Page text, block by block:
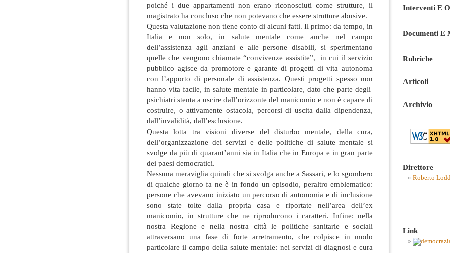
poiché i due appartamenti non erano riconosciuti come strutture, il
magistrato ha concluso che non potevano che essere strutture abusive.
Questa valutazione non tiene conto di alcuni fatti. Il primo: da tempo, in
Italia e non solo, in salute mentale come anche nel campo
dell’assistenza agli anziani e alle persone disabili, si sperimentano
quelle che vengono chiamate “convivenze assistite”, in cui il servizio
pubblico agisce da promotore e garante di progetti di vita autonoma
con l’apporto di personale di assistenza. Questi progetti spesso non
hanno vita facile, in salute mentale in particolare, dato che parte degli
psichiatri stenta a uscire dall’orizzonte del manicomio e non è capace di
costruire, o attivamente ostacola, percorsi di uscita dalla dipendenza,
dall’invalidità, dall’esclusione.
Questa lotta tra visioni diverse del disturbo mentale, della cura,
dell’organizzazione dei servizi e delle politiche di salute mentale si
svolge da più di quarant’anni sia in Italia che in Europa e in gran parte
dei paesi democratici.
Nessuna meraviglia quindi che si svolga anche a Sassari, e lo sgombero
di qualche giorno fa ne è in fondo un episodio, peraltro emblematico:
persone che avevano iniziato un percorso di autonomia e di inclusione
sono state tolte dalla propria casa e riportate nell’area dell’ex
manicomio, in strutture che ne riproducono i caratteri. Infine: nella
nostra Regione e nella nostra città le politiche sanitarie e sociali
attraversano una fase di forte arretramento, che colpisce in modo
particolare il campo della salute mentale: nei servizi di diagnosi e cura
Interventi E
Documenti E
Rubriche
Articoli
Archivio
Direttore
Roberto
Link